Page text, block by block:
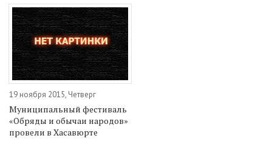
19 ноября 2015, Четверг
Муниципальный фестиваль
«Обряды и обычаи народов»
провели в Хасавюрте